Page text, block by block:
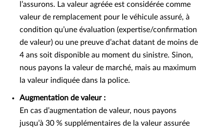
l’assurons. La valeur agréée est considérée comme
valeur de remplacement pour le véhicule assuré, à
condition qu’une évaluation (expertise/confirmation
de valeur) ou une preuve d’achat datant de moins de
4 ans soit disponible au moment du sinistre. Sinon,
nous payons la valeur de marché, mais au maximum
la valeur indiquée dans la police.
Augmentation de valeur :
En cas d’augmentation de valeur, nous payons
jusqu’à 30 % supplémentaires de la valeur assurée